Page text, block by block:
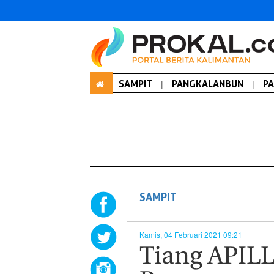
SAMPIT | PANGKALANBUN |
SAMPIT
Kamis, 04 Februari 2021 09:21
Tiang